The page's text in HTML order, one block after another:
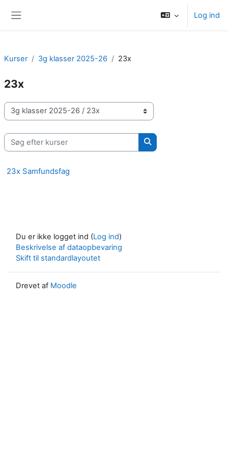
Log ind
Kurser 3g klasser 2025-26 23x
23x
Kursuskategorier
Søg efter kurser
Søg efter kurser
23x Samfundsfag
Du er ikke logget ind (Log ind)
Beskrivelse af dataopbevaring
Skift til standardlayoutet
Drevet af Moodle